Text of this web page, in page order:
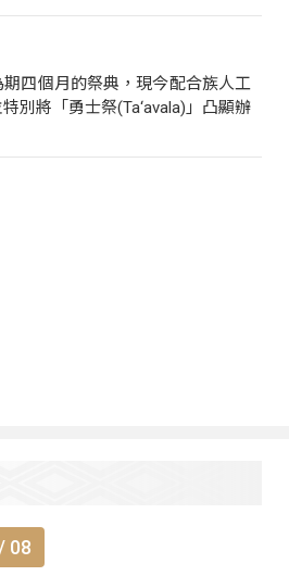
四個月的祭典，現今配合族人工
別將「勇士祭(Ta‘avala)」凸顯辦
08